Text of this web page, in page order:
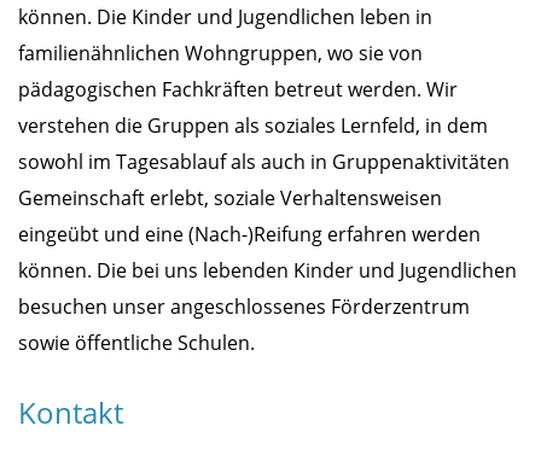
können. Die Kinder und Jugendlichen leben in
familienähnlichen Wohngruppen, wo sie von
pädagogischen Fachkräften betreut werden. Wir
verstehen die Gruppen als soziales Lernfeld, in dem
sowohl im Tagesablauf als auch in Gruppenaktivitäten
Gemeinschaft erlebt, soziale Verhaltensweisen
eingeübt und eine (Nach-)Reifung erfahren werden
können. Die bei uns lebenden Kinder und Jugendlichen
besuchen unser angeschlossenes Förderzentrum
sowie öffentliche Schulen.
Kontakt